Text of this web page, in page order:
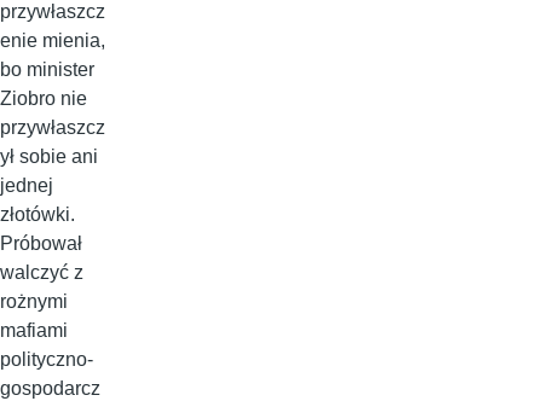
przywłaszcz
enie mienia,
bo minister
Ziobro nie
przywłaszcz
ył sobie ani
jednej
złotówki.
Próbował
walczyć z
rożnymi
mafiami
polityczno-
gospodarcz